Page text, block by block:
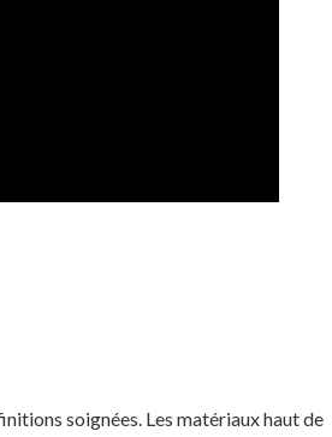
soignées. Les matériaux haut de